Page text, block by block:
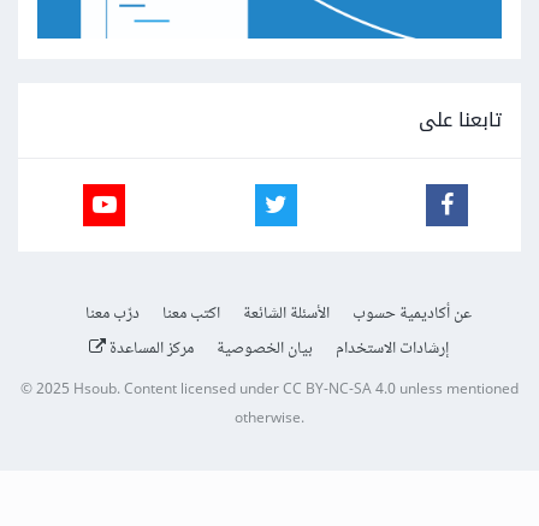
تابعنا على
عن أكاديمية حسوب الأسئلة الشائعة اكتب معنا
درّب معنا
إرشادات الاستخدام
بيان الخصوصية مركز المساعدة
© 2025 Hsoub.Content licensed underCC BY-NC-SA 4.0unless mentioned
otherwise.